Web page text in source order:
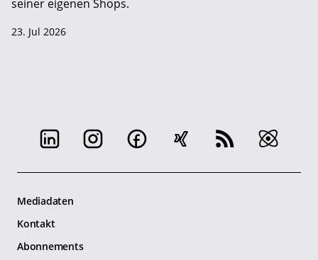
seiner eigenen Shops.
23. Jul 2026
Mediadaten
Kontakt
Abonnements